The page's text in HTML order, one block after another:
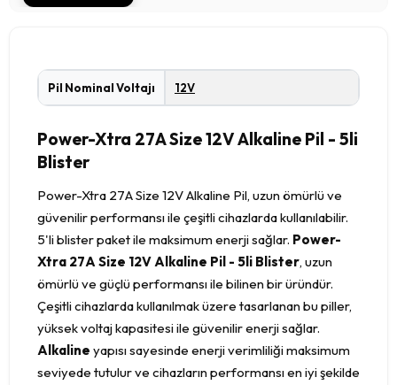
Pil Nominal Voltajı 12V
Power-Xtra 27A Size 12V Alkaline Pil - 5li
Blister
Power-Xtra 27A Size 12V Alkaline Pil, uzun ömürlü ve
güvenilir performansı ile çeşitli cihazlarda kullanılabilir.
5'li blister paket ile maksimum enerji sağlar. Power-
Xtra 27A Size 12V Alkaline Pil - 5li Blister, uzun
ömürlü ve güçlü performansı ile bilinen bir üründür.
Çeşitli cihazlarda kullanılmak üzere tasarlanan bu piller,
yüksek voltaj kapasitesi ile güvenilir enerji sağlar.
Alkaline yapısı sayesinde enerji verimliliği maksimum
seviyede tutulur ve cihazların performansı en iyi şekilde